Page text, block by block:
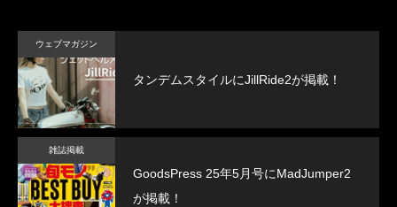
ウェブマガジン
タンデムスタイルにJillRide2が掲載！
雑誌掲載
GoodsPress 25年5月号にMadJumper2
が掲載！